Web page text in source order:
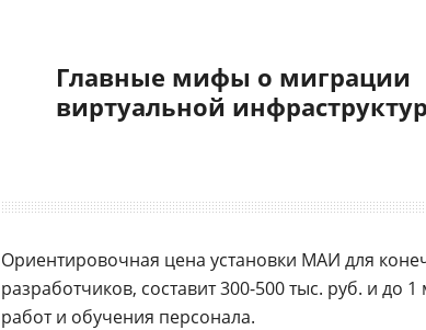
Главные мифы о миграции
виртуальной
Ориентировочная цена установки МАИ для
разработчиков, составит 300-500 тыс. руб. и до
работ и обучения персонала.